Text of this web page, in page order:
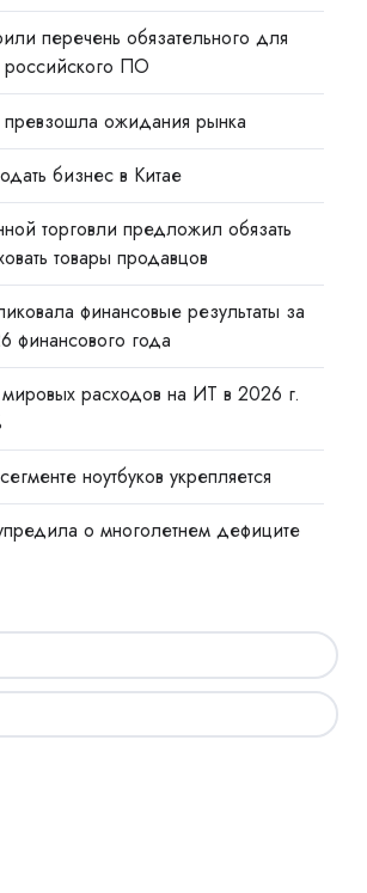
перечень обязательного для
российского ПО
ожидания рынка
бизнес в Китае
торговли предложил обязать
товары продавцов
финансовые результаты за
финансового года
расходов на ИТ в 2026 г.
ноутбуков укрепляется
о многолетнем дефиците